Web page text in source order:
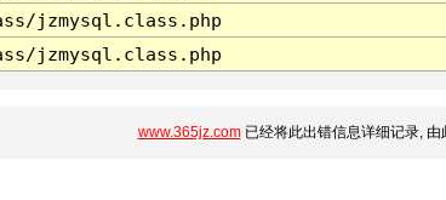
jzmysql.class.php
jzmysql.class.php
www.365jz.com已经将此出错信息详细记录, 由